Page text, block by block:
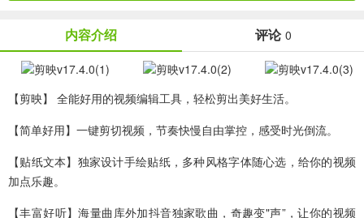
内容介绍 评论 0
【剪映】 全能好用的视频编辑工具，轻松剪出美好生活。
【简单好用】一键剪切视频，节奏快慢自由掌控，感受时光倒流。
【贴纸文本】独家设计手绘贴纸，多种风格字体随心选，给你的视频
加点乐趣。
【丰富好听】海量曲库外加抖音独家歌曲，奇趣变"声”，让你的视频